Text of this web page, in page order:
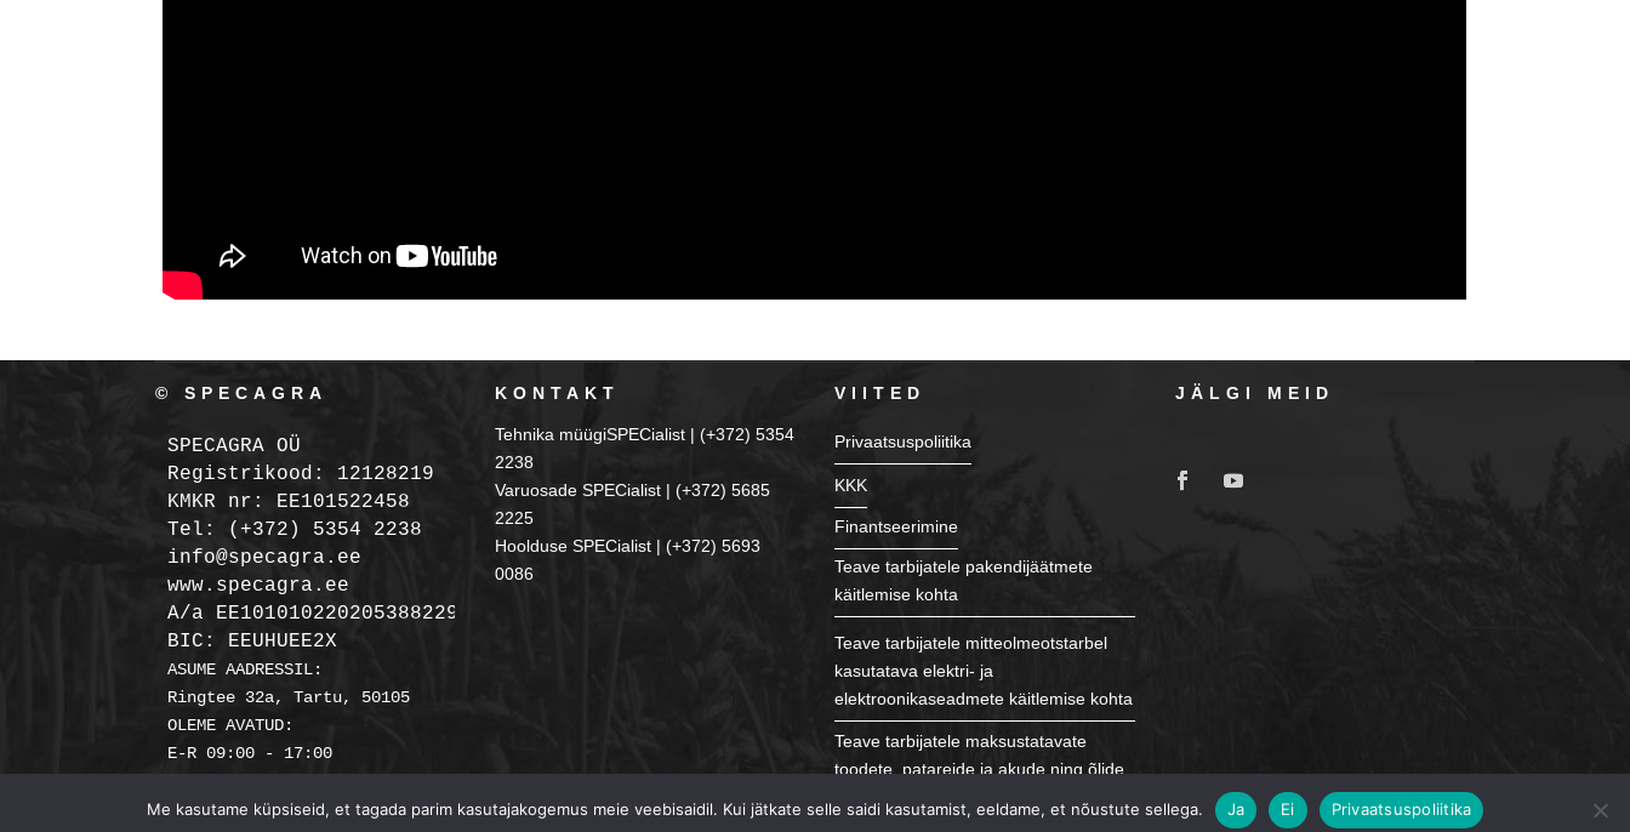
© SPECAGRA
SPECAGRA OÜ
Registrikood: 12128219
KMKR nr: EE101522458
Tel: (+372) 5354 2238
info@specagra.ee
A/a EE101010220205388229 SEB
BIC: EEUHUEE2X
ASUME AADRESSIL:
Ringtee 32a, Tartu, 50105
OLEME AVATUD:
E-R 09:00 - 17:00
KONTAKT
Tehnika müügiSPECialist | (+372) 5354
2238
Varuosade SPECialist | (+372) 5685
2225
Hoolduse SPECialist | (+372) 5693
0086
VIITED
Privaatsuspoliitika
KKK
Finantseerimine
Teave tarbijatele pakendijäätmete
käitlemise kohta
Teave tarbijatele mitteolmeotstarbel
kasutatava elektri- ja
elektroonikaseadmete käitlemise kohta
Teave tarbijatele maksustatavate
toodete, patareide ja akude ning õlide
JÄLGI MEID
Me kasutame küpsiseid, et tagada parim kasutajakogemus meie veebisaidil. Kui jätkate selle saidi kasutamist, eeldame, et nõustute sellega. Ja Ei Privaatsuspoliitika